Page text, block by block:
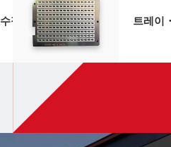
수정진동자외관・구조 트레이